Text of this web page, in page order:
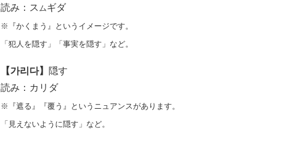
読み：ス ムギダ
※『かくまう』というイメージです。
「犯人を隠す」「事実を隠す」など。
【가리다】
隠す
読み：カリダ
※『遮る』『覆う』というニュアンスがあります。
「見えないように隠す」など。